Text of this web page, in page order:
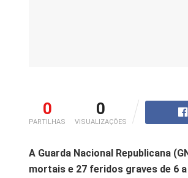
0
PARTILHAS
0
VISUALIZAÇÕES
A Guarda Nacional Republicana
mortais e 27 feridos graves de 6